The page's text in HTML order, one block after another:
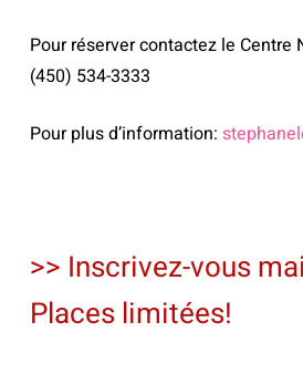
Pour réserver contactez le Centre
(450) 534-3333
Pour plus d’information:
>> Inscrivez-vous
Places limitées!